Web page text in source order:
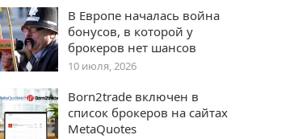
В Европе началась война
бонусов, в которой у
брокеров нет шансов
10 июля, 2026
Born2trade включен в
список брокеров на сайтах
MetaQuotes